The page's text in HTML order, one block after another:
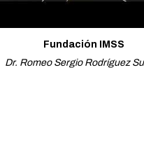
Fundación IMSS
Dr. Romeo Sergio Rodríguez